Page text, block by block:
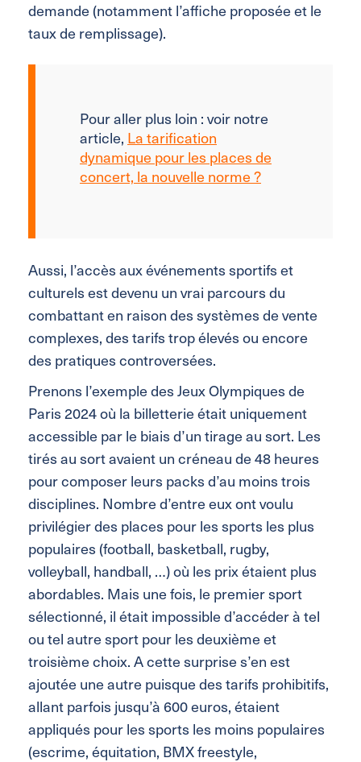
demande (notamment l’affiche proposée et le
taux de remplissage).
Pour aller plus loin : voir notre
article, La tarification
dynamique pour les places de
concert, la nouvelle norme ?
Aussi, l’accès aux événements sportifs et
culturels est devenu un vrai parcours du
combattant en raison des systèmes de vente
complexes, des tarifs trop élevés ou encore
des pratiques controversées.
Prenons l’exemple des Jeux Olympiques de
Paris 2024où la billetterie était uniquement
accessible par le biais d’un tirage au sort. Les
tirés au sort avaient un créneau de 48 heures
pour composer leurs packs d’au moins trois
disciplines. Nombre d’entre eux ont voulu
privilégier des places pour les sports les plus
populaires (football, basketball, rugby,
volleyball, handball, …) où les prix étaient plus
abordables. Mais une fois, le premier sport
sélectionné, il était impossible d’accéder à tel
ou tel autre sport pour les deuxièmeet
troisième choix. A cette surprise s’en est
ajoutée une autre puisque des tarifs prohibitifs,
allant parfois jusqu’à 600 euros, étaient
appliqués pour les sports les moins populaires
(escrime, équitation, BMX freestyle,